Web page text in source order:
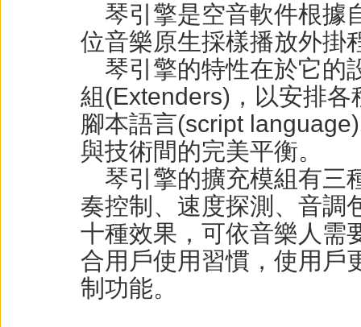
琴引擎是空音軟件根據
位音樂原生採樣播放外掛
琴引擎的特性在於它的
組(Extenders)，以安排
腳本語言(script
與技術間的完美平衡。
琴引擎的擴充模組有三
奏控制、速度探測、音調
十種效果，可依音樂人需
合用戶使用習慣，使用戶
制功能。